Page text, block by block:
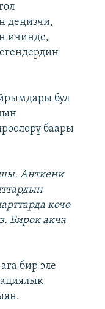
деңизчи,
ичинде,
бул
баары
Анткени
көчө
Бирок акча
бир эле